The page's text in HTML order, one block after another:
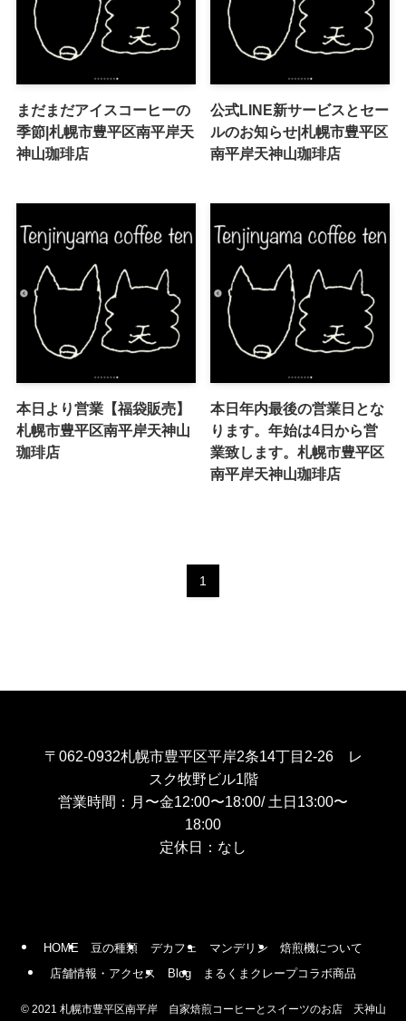
まだまだアイスコーヒーの
季節|札幌市豊平区南平岸天
神山珈琲店
公式LINE新サービスとセー
ルのお知らせ|札幌市豊平区
南平岸天神山珈琲店
本日より営業【福袋販売】
札幌市豊平区南平岸天神山
珈琲店
本日年内最後の営業日とな
ります。年始は4日から営
業致します。札幌市豊平区
南平岸天神山珈琲店
1
〒062-0932札幌市豊平区平岸2条14丁目2-26 レ
スク牧野ビル1階
営業時間：月〜金12:00〜18:00/ 土日13:00〜
18:00
定休日：なし
HOME 豆の種類 デカフェ マンデリン
焙煎機について
店舗情報・アクセス
Blog まるくまクレープコラボ商品
©2021 札幌市豊平区南平岸 自家焙煎コーヒーとスイーツのお店 天神山